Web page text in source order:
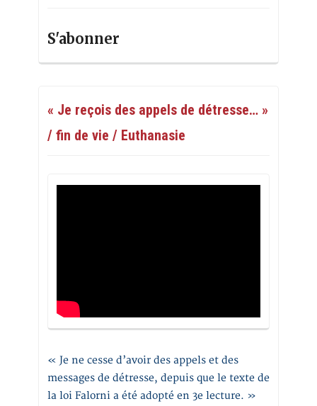
S'abonner
« Je reçois des appels de détresse… »
/ fin de vie / Euthanasie
« Je ne cesse d’avoir des appels et des
messages de détresse, depuis que le texte de
la loi Falorni a été adopté en 3e lecture. »